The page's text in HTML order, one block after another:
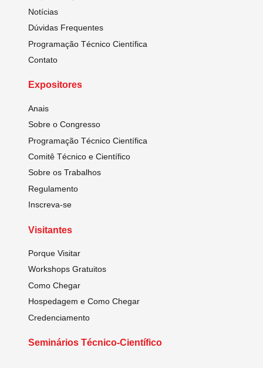
Notícias
Dúvidas Frequentes
Programação Técnico Científica
Contato
Expositores
Anais
Sobre o Congresso
Programação Técnico Científica
Comitê Técnico e Científico
Sobre os Trabalhos
Regulamento
Inscreva-se
Visitantes
Porque Visitar
Workshops Gratuitos
Como Chegar
Hospedagem e Como Chegar
Credenciamento
Seminários Técnico-Científico